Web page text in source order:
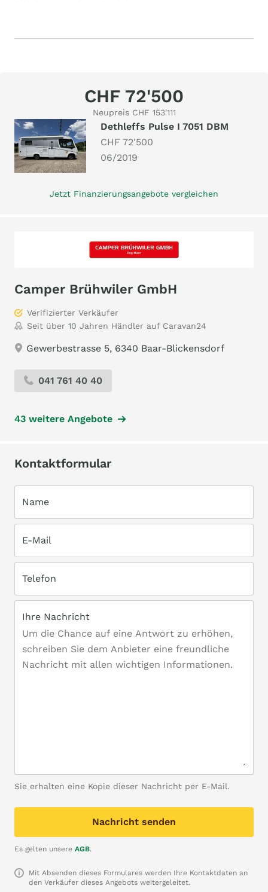
CHF 72'500
Neupreis CHF 153'111
Dethleffs Pulse I 7051 DBM
CHF 72'500
06/2019
Jetzt Finanzierungsangebote vergleichen
Camper Brühwiler GmbH
Verifizierter Verkäufer
Seit über 10 Jahren Händler auf Caravan24
Gewerbestrasse 5, 6340 Baar-Blickensdorf
041 761 40 40
43 weitere Angebote
Kontaktformular
Name
E-Mail
Telefon
Ihre Nachricht
Sie erhalten eine Kopie dieser Nachricht per E-Mail.
Nachricht senden
Es gelten unsere AGB.
Mit Absenden dieses Formulares werden Ihre Kontaktdaten an
den Verkäufer dieses Angebots weitergeleitet.